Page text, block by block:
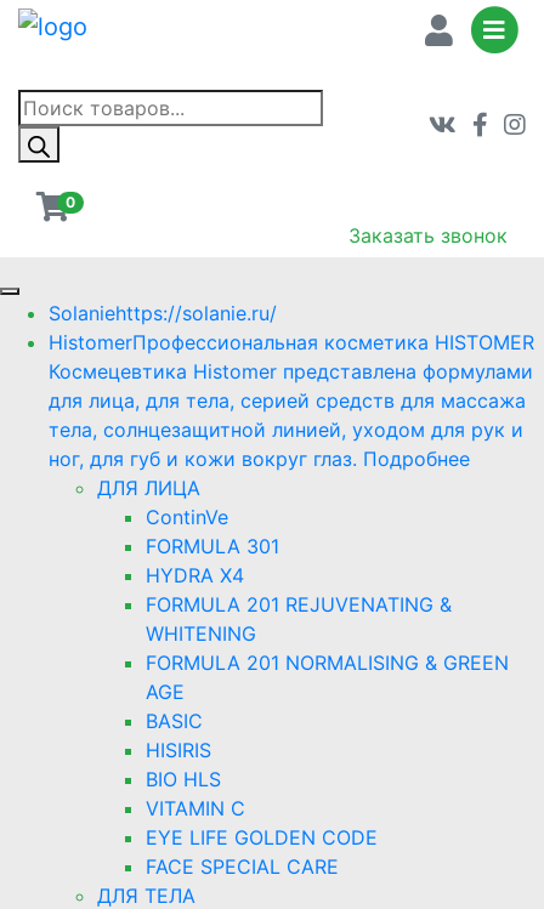
Поиск
товаров
0
Заказать звонок
Solaniehttps://solanie.ru/
HistomerПрофессиональная косметика HISTOMER
Космецевтика Histomer представлена формулами
для лица, для тела, серией средств для массажа
тела, солнцезащитной линией, уходом для рук и
ног, для губ и кожи вокруг глаз. Подробнее
ДЛЯ ЛИЦА
ContinVe
FORMULA 301
HYDRA X4
FORMULA 201 REJUVENATING &
WHITENING
FORMULA 201 NORMALISING & GREEN
AGE
BASIC
HISIRIS
BIO HLS
VITAMIN C
EYE LIFE GOLDEN CODE
FACE SPECIAL CARE
ДЛЯ ТЕЛА